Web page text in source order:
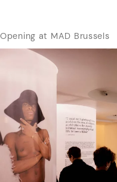
Opening at MAD Brussels